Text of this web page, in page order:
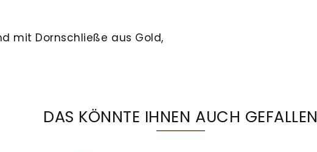
mit Dornschließe aus Gold,
DAS KÖNNTE IHNEN AUCH GEFALLEN